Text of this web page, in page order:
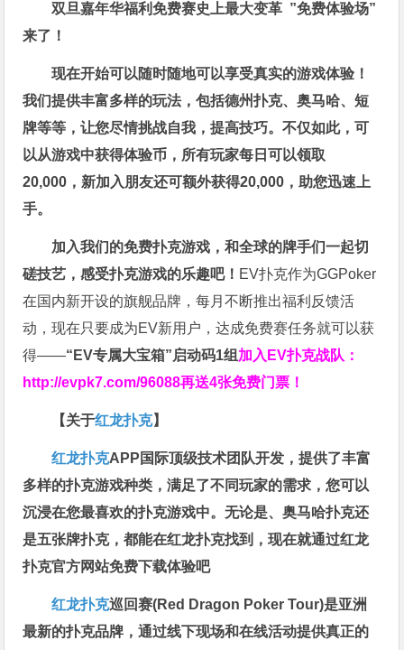
双旦嘉年华福利免费赛史上最大变革 ”免费体验场”
来了！
现在开始可以随时随地可以享受真实的游戏体验！
我们提供丰富多样的玩法，包括德州扑克、奥马哈、短
牌等等，让您尽情挑战自我，提高技巧。不仅如此，可
以从游戏中获得体验币，所有玩家每日可以领取
20,000，新加入朋友还可额外获得20,000，助您迅速上
手。
加入我们的免费扑克游戏，和全球的牌手们一起切
磋技艺，感受扑克游戏的乐趣吧！ EV扑克作为GGPoker
在国内新开设的旗舰品牌，每月不断推出福利反馈活
动，现在只要成为EV新用户，达成免费赛任务就可以获
得——“EV专属大宝箱”启动码1组 加入EV扑克战队：
http://evpk7.com/96088再送4张免费门票！
【关于红龙扑克】
红龙扑克APP国际顶级技术团队开发，提供了丰富
多样的扑克游戏种类，满足了不同玩家的需求，您可以
沉浸在您最喜欢的扑克游戏中。无论是、奥马哈扑克还
是五张牌扑克，都能在红龙扑克找到，现在就通过红龙
扑克官方网站免费下载体验吧
红龙扑克巡回赛​(Red Dragon Poker Tour)是亚洲
最新的扑克品牌，通过线下现场和在线活动提供真正的